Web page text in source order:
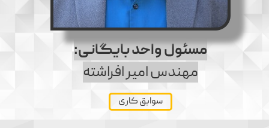
مسئول واحد بایگانی:
مهندس امیر افراشته
سوابق کاری